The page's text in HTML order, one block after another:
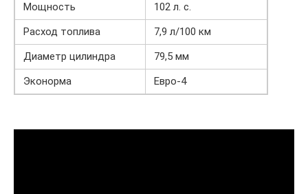
Мощность
102 л. с.
Расход топлива
7,9 л/100 км
Диаметр цилиндра
79,5 мм
Эконорма
Евро-4